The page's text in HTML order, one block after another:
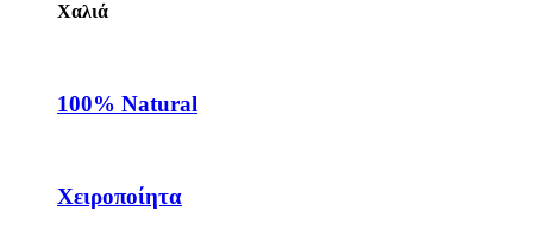
Χαλιά
100% Natural
Χειροποίητα